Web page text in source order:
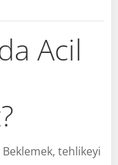
Acil
tehlikeyi